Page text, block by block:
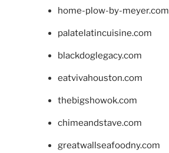
home-plow-by-meyer.com
palatelatincuisine.com
blackdoglegacy.com
eatvivahouston.com
thebigshowok.com
chimeandstave.com
greatwallseafoodny.com